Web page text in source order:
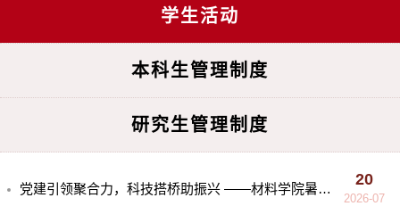
学生活动
本科生管理制度
研究生管理制度
党建引领聚合力，科技搭桥助振兴 ——材料学院暑期“三下乡”实践团赴威信镇雄追寻红色足迹（五）
20
2026-07